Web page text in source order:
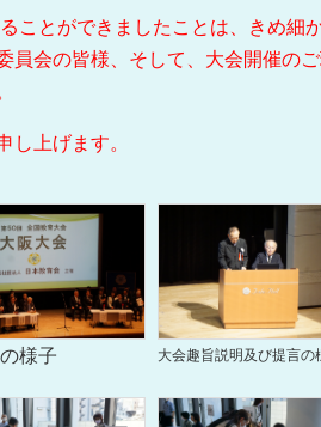
ことができましたことは、きめ細
員会の皆様、そして、大会開催の
し上げます。
様子 大会趣旨説明及び提言の